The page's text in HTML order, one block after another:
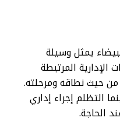
يمثل وسيلة
الإدارية المرتبطة
حيث نطاقه ومرحلته.
التظلم إجراء إداري
الحاجة.